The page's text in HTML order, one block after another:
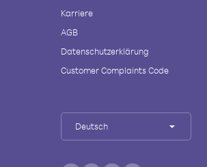
Karriere
AGB
Datenschutzerklärung
Customer Complaints Code
Deutsch